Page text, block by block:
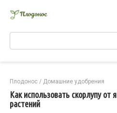
Плодонос / Домашние удобрения
Как использовать скорлупу от
растений